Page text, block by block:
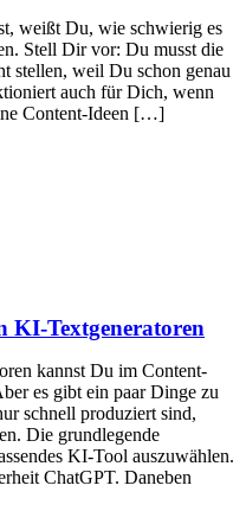
weißt Du, wie schwierig es
Stell Dir vor: Du musst die
stellen, weil Du schon genau
auch für Dich, wenn
Content-Ideen […]
KI-Textgeneratoren
kannst Du im Content-
es gibt ein paar Dinge zu
schnell produziert sind,
Die grundlegende
KI-Tool auszuwählen.
ChatGPT. Daneben